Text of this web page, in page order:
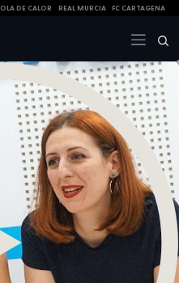
OLA DE CALOR REAL MURCIA FC CARTAGENA